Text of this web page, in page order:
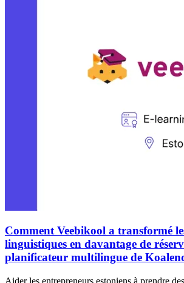
Comment Veebikool a transformé
linguistiques en davantage de
planificateur multilingue de